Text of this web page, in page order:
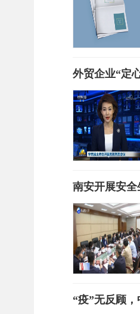
外贸企业“定
南安开展安
“疫”无反顾